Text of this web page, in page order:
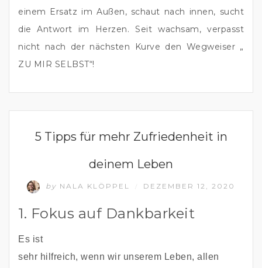
einem Ersatz im Außen, schaut nach innen, sucht
die Antwort im Herzen. Seit wachsam, verpasst
nicht nach der nächsten Kurve den Wegweiser „
ZU MIR SELBST“!
GLÜCKLICHES UND ERFÜLLTES LEBEN
5 Tipps für mehr Zufriedenheit in
deinem Leben
by NALA KLÖPPEL DEZEMBER 12, 2020
1. Fokus auf Dankbarkeit
Es ist
sehr hilfreich, wenn wir unserem Leben, allen